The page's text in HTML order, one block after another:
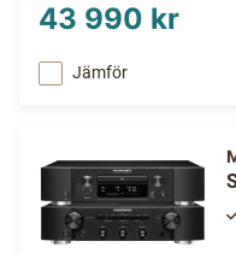
43 990 kr
Jämför